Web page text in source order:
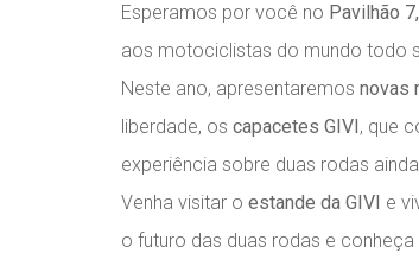
Esperamos por você no Pavilhão
aos motociclistas do mundo todo
Neste ano, apresentaremos novas
liberdade, os capacetes GIVI , que
experiência sobre duas rodas
Venha visitar o estande da GIVI e
o futuro das duas rodas e conheça